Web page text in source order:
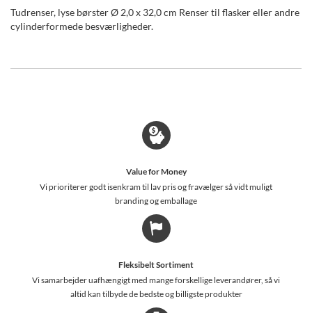
Tudrenser, lyse børster Ø 2,0 x 32,0 cm Renser til flasker eller andre
cylinderformede besværligheder.
Value for Money
Vi prioriterer godt isenkram til lav pris og fravælger så vidt muligt
branding og emballage
Fleksibelt Sortiment
Vi samarbejder uafhængigt med mange forskellige leverandører, så vi
altid kan tilbyde de bedste og billigste produkter